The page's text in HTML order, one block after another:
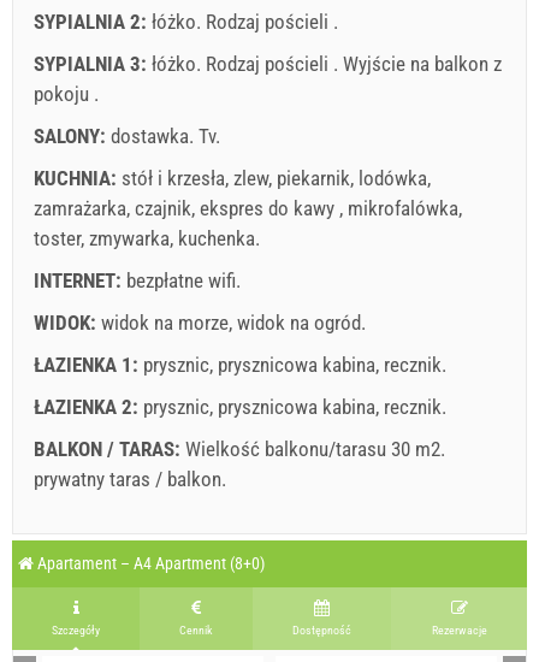
If you don"t want to book now, instead you have more
questions, please fill them bellow and click on "Send
Inquiry".
Wyślij zapytanie
SYPIALNIA 2: łóżko. Rodzaj pościeli .
SYPIALNIA 3: łóżko. Rodzaj pościeli . Wyjście na balkon z
pokoju .
SALONY: dostawka. Tv.
KUCHNIA: stół i krzesła, zlew, piekarnik, lodówka,
zamrażarka, czajnik, ekspres do kawy , mikrofalówka,
toster, zmywarka, kuchenka.
INTERNET: bezpłatne wifi.
WIDOK: widok na morze, widok na ogród.
ŁAZIENKA 1: prysznic, prysznicowa kabina, recznik.
ŁAZIENKA 2: prysznic, prysznicowa kabina, recznik.
BALKON / TARAS: Wielkość balkonu/tarasu 30 m2.
prywatny taras / balkon.
A3 Apartment (6+2) : Prices 2026 EUR
Nr. Osób
5 lip 2026
15 sie 2026
16 sie 2026
22 sie 2026
23 sie 2026
29 sie 2026
Wyjaśnienie: daty na czerwonym tle są zarezerwowane.
2026
PN WT ŚR CZ PT SO N
Pola oznaczone gwiazdką (*) są obowiązkowe!
Apartament – A4 Apartment (8+0)
Szczegóły Cennik Dostępność Rezerwacje